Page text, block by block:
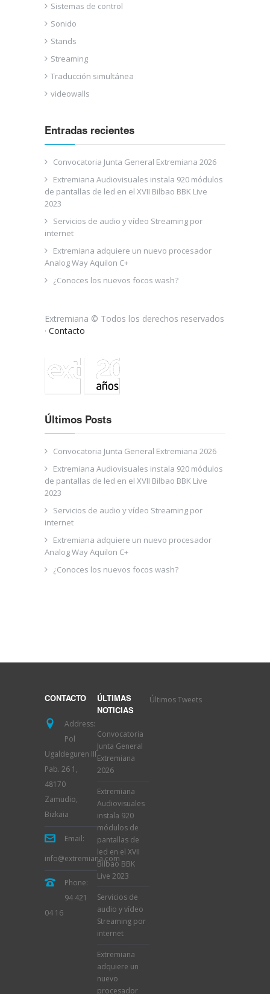
Sistemas de control
Sonido
Stands
Streaming
Traducción simultánea
videowalls
Entradas recientes
Convocatoria Junta General Extremiana 2026
Extremiana Audiovisuales instala 920 módulos
de pantallas de led en el XVII Bilbao BBK Live
2023
Servicios de audio y vídeo Streaming por
internet
Extremiana adquiere un nuevo procesador
Analog Way Aquilon C+
¿Conoces los nuevos focos wash?
Extremiana © Todos los derechos reservados
· Contacto
Últimos Posts
Convocatoria Junta General Extremiana 2026
Extremiana Audiovisuales instala 920 módulos
de pantallas de led en el XVII Bilbao BBK Live
2023
Servicios de audio y vídeo Streaming por
internet
Extremiana adquiere un nuevo procesador
Analog Way Aquilon C+
¿Conoces los nuevos focos wash?
CONTACTO
Address:
Pol
Ugaldeguren III
Pab. 26 1,
48170
Zamudio,
Bizkaia
Email:
info@extremiana.com
Phone:
94 421
04 16
ÚLTIMAS
NOTICIAS
Convocatoria
Junta General
Extremiana
2026
Extremiana
Audiovisuales
instala 920
módulos de
pantallas de
led en el XVII
Bilbao BBK
Live 2023
Servicios de
audio y vídeo
Streaming por
internet
Extremiana
adquiere un
nuevo
procesador
Últimos Tweets